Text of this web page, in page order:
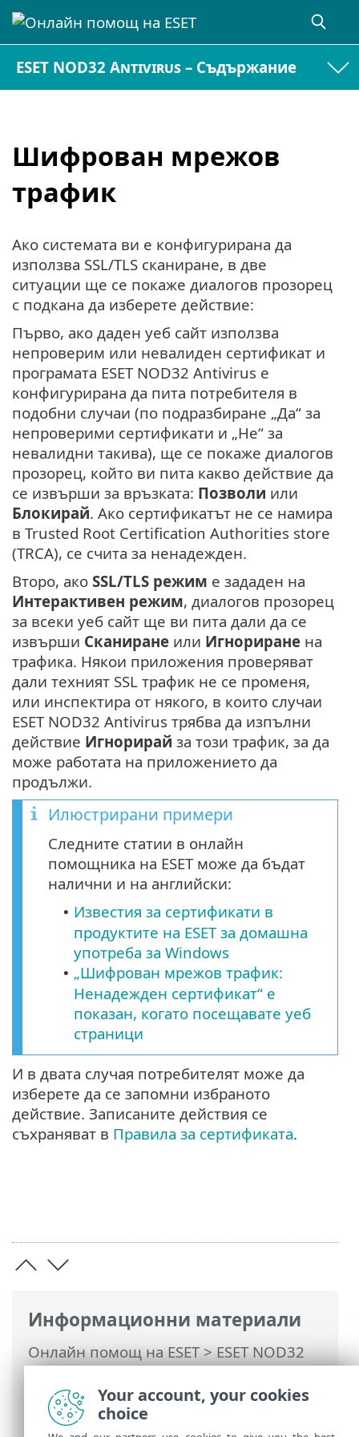
ESET NOD32 Antivirus – Съдържание
Шифрован мрежов
трафик
Информационни материали
Онлайн помощ на ESET>ESET NOD32
Antivirus>Разширена настройка>
Защити >SSL/TLS> Шифрован мрежов
трафик
Ако системата ви е конфигурирана да
използва SSL/TLS сканиране, в две
ситуации ще се покаже диалогов прозорец
с подкана да изберете действие:
Първо, ако даден уеб сайт използва
непроверим или невалиден сертификат и
програмата ESET NOD32 Antivirus е
конфигурирана да пита потребителя в
подобни случаи (по подразбиране „Да“ за
непроверими сертификати и „Не“ за
невалидни такива), ще се покаже диалогов
прозорец, който ви пита какво действие да
се извърши за връзката: Позволи или
Блокирай. Ако сертификатът не се намира
в Trusted Root Certification Authorities store
(TRCA), се счита за ненадежден.
Второ, ако SSL/TLS режим е зададен на
Интерактивен режим, диалогов прозорец
за всеки уеб сайт ще ви пита дали да се
извърши Сканиране или Игнориране на
трафика. Някои приложения проверяват
дали техният SSL трафик не се променя,
или инспектира от някого, в които случаи
ESET NOD32 Antivirus трябва да изпълни
действие Игнорирай за този трафик, за да
може работата на приложението да
продължи.
Илюстрирани примери
Следните статии в онлайн
помощника на ESET може да бъдат
налични и на английски:
• Известия за сертификати в
продуктите на ESET за домашна
употреба за Windows
• „Шифрован мрежов трафик:
Ненадежден сертификат“ е
показан, когато посещавате уеб
страници
И в двата случая потребителят може да
изберете да се запомни избраното
действие. Записаните действия се
съхраняват в Правила за сертификата.
Your account, your cookies
choice